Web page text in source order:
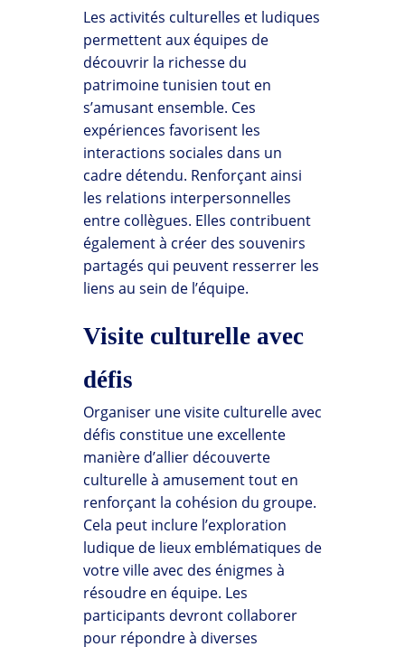
Les activités culturelles et ludiques
permettent aux équipes de
découvrir la richesse du
patrimoine tunisien tout en
s’amusant ensemble. Ces
expériences favorisent les
interactions sociales dans un
cadre détendu. Renforçant ainsi
les relations interpersonnelles
entre collègues. Elles contribuent
également à créer des souvenirs
partagés qui peuvent resserrer les
liens au sein de l’équipe.
Visite culturelle avec
défis
Organiser une visite culturelle avec
défis constitue une excellente
manière d’allier découverte
culturelle à amusement tout en
renforçant la cohésion du groupe.
Cela peut inclure l’exploration
ludique de lieux emblématiques de
votre ville avec des énigmes à
résoudre en équipe. Les
participants devront collaborer
pour répondre à diverses